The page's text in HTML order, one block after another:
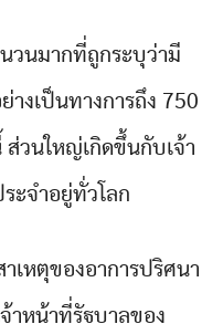
วนมากที่ถูกระบุว่ามี
างเป็นทางการถึง 750
วนใหญ่เกิดขึ้นกับเจ้า
ะจำอยู่ทั่วโลก
เหตุของอาการปริศนา
าหน้าที่รัฐบาลของ